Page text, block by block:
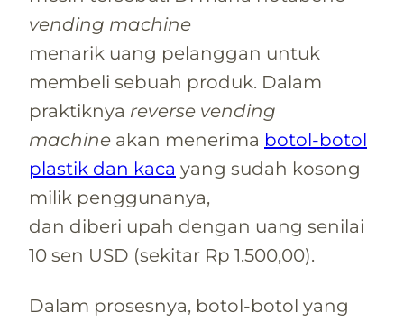
vending machine
menarik uang pelanggan untuk
membeli sebuah produk. Dalam
praktiknya reverse vending
machine akan menerima botol-botol
plastik dan kaca yang sudah kosong
milik penggunanya,
dan diberi upah dengan uang senilai
10 sen USD (sekitar Rp 1.500,00).
Dalam prosesnya, botol-botol yang